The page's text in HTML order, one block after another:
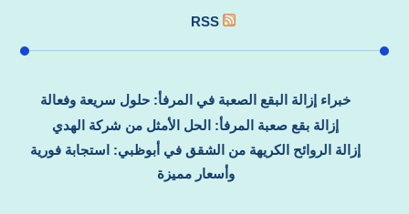
RSS
خبراء إزالة البقع الصعبة في المرفأ: حلول سريعة وفعالة
إزالة بقع صعبة المرفأ: الحل الأمثل من شركة الهدي
إزالة الروائح الكريهة من الشقق في أبوظبي: استجابة فورية
وأسعار مميزة